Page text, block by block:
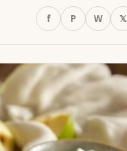
f P W 𝕏